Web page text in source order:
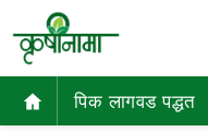
पिक लागवड पद्धत